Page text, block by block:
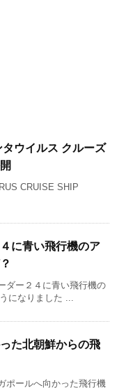
ウイルス クルーズ
CRUISE SHIP
に青い飛行機のア
ダー２４に青い飛行機の
になりました ...
た北朝鮮からの飛
ポールへ向かった飛行機